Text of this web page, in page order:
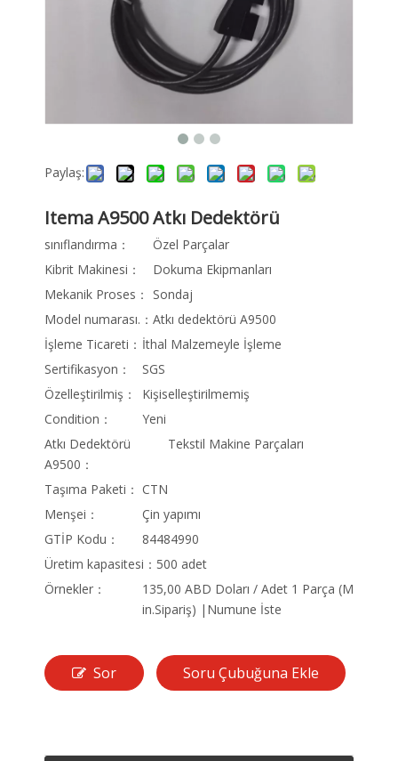
Paylaş:
Itema A9500 Atkı Dedektörü
sınıflandırma：
Özel Parçalar
Kibrit Makinesi：
Dokuma Ekipmanları
Mekanik Proses：
Sondaj
Model numarası.： Atkı dedektörü A9500
İşleme Ticareti： İthal Malzemeyle İşleme
Sertifikasyon：
SGS
Özelleştirilmiş：
Kişiselleştirilmemiş
Condition：
Yeni
Atkı Dedektörü
A9500：
Tekstil Makine Parçaları
Taşıma Paketi： CTN
Menşei：
Çin yapımı
GTİP Kodu：
84484990
Üretim kapasitesi： 500 adet
Örnekler：
135,00 ABD Doları / Adet 1 Parça (M
in.Sipariş) |Numune İste
Sor Soru Çubuğuna Ekle